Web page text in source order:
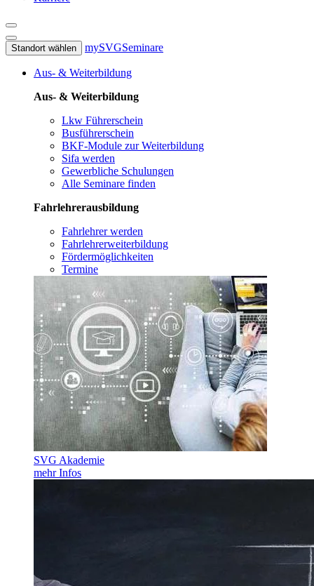
Standort wählen mySVGSeminare
Aus- & Weiterbildung
Aus- & Weiterbildung
Lkw Führerschein
Busführerschein
BKF-Module zur Weiterbildung
Sifa werden
Gewerbliche Schulungen
Alle Seminare finden
Fahrlehrerausbildung
Fahrlehrer werden
Fahrlehrerweiterbildung
Fördermöglichkeiten
Termine
SVG Akademie
mehr Infos